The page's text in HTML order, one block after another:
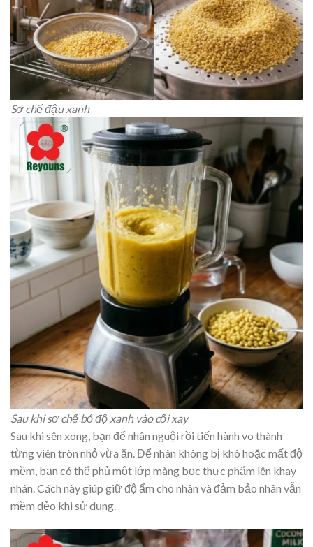
Sơ chế đậu xanh
Sau khi sơ chế bỏ độ xanh vào cối xay
Sau khi sên xong, bạn để nhân nguội rồi tiến hành vo thành
từng viên tròn nhỏ vừa ăn. Để nhân không bị khô hoặc mất độ
mềm, bạn có thể phủ một lớp màng bọc thực phẩm lên khay
nhân. Cách này giúp giữ độ ẩm cho nhân và đảm bảo nhân vẫn
mềm dẻo khi sử dụng.